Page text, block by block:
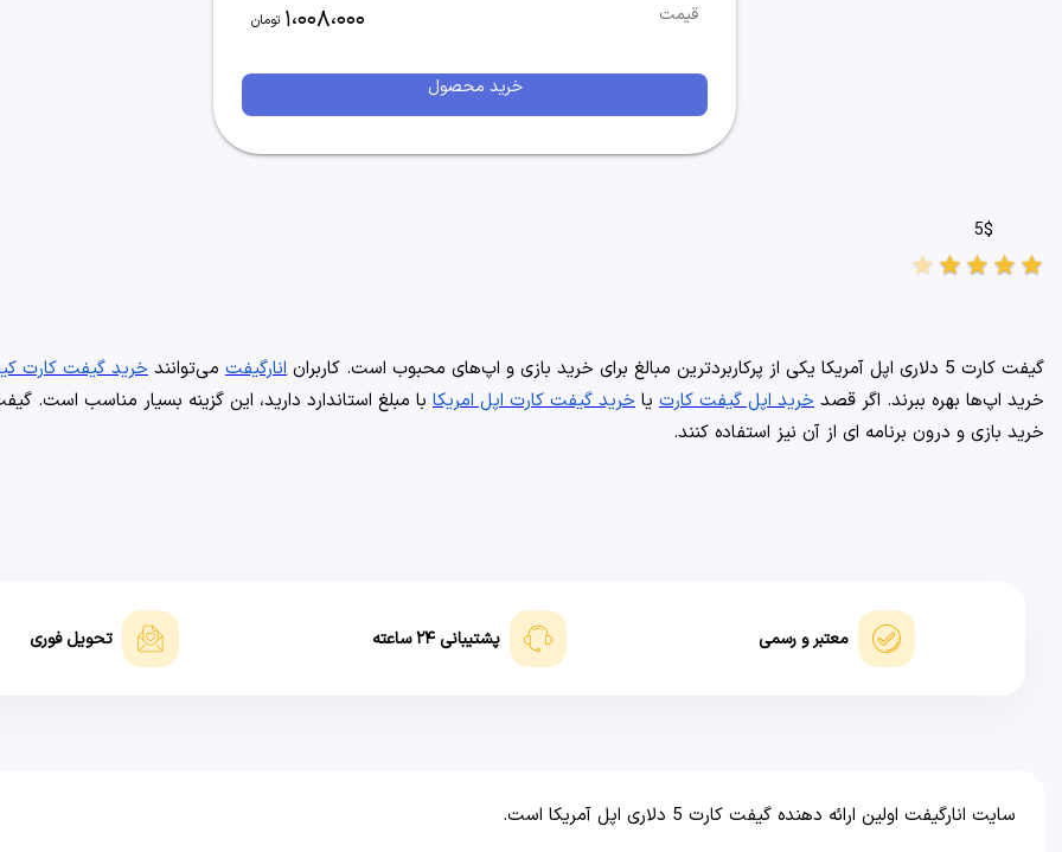
5$
star
star
star
star
star
گیفت کارت 5 دلاری اپل آمریکا یکی از پرکاربردترین مبالغ برای خرید بازی و اپ‌های محبوب است. کاربران انارگیفت می‌توانند خرید گیفت کارت
خرید اپ‌ها بهره ببرند. اگر قصد خرید اپل گیفت کارت یا خرید گیفت کارت اپل امریکا
خرید بازی و درون برنامه ای از آن نیز استفاده کنند.
معتبر و رسمی پشتیبانی ۲۴ ساعته تحویل فوری
قیمت 1،008،000 تومان
خرید محصول
سایت انارگیفت اولین ارائه دهنده گیفت کارت 5 دلاری اپل آمریکا است.